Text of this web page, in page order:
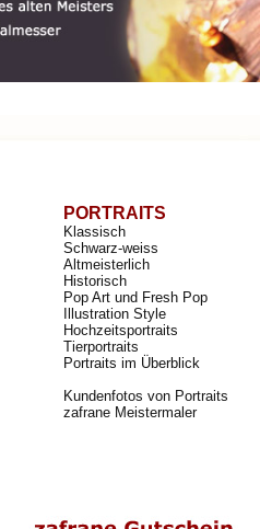
PORTRAITS
Klassisch
Schwarz-weiss
Altmeisterlich
Historisch
Pop Art und Fresh Pop
Illustration Style
Hochzeitsportraits
Tierportraits
Portraits im Überblick
Kundenfotos von Portraits
zafrane Meistermaler